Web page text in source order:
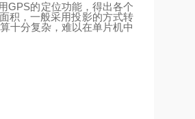
GPS的定位功能，得出各个
积，一般采用投影的方式转
十分复杂，难以在单片机中